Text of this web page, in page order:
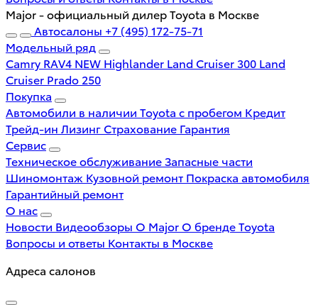
Major - официальный дилер Toyota в Москве
Автосалоны +7 (495) 172-75-71
Модельный ряд
Camry RAV4 NEW Highlander Land Cruiser 300 Land
Cruiser Prado 250
Покупка
Автомобили в наличии Toyota с пробегом Кредит
Трейд-ин Лизинг Страхование Гарантия
Сервис
Техническое обслуживаниеЗапасные части
Шиномонтаж Кузовной ремонт Покраска автомобиля
Гарантийный ремонт
О нас
Новости Видеообзоры О Major О бренде Toyota
Вопросы и ответы Контакты в Москве
Адреса салонов